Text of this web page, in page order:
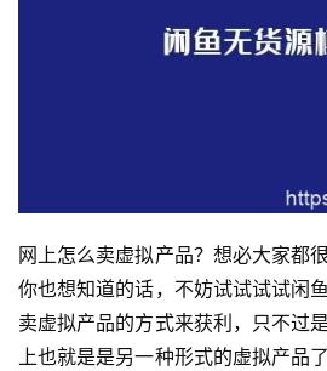
网上怎么卖虚拟产品？想必大家都
你也想知道的话，不妨试试试试闲
卖虚拟产品的方式来获利，只不过
上也就是是另一种形式的虚拟产品